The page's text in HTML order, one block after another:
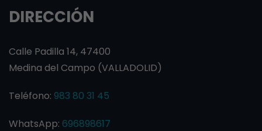
DIRECCIÓN
Calle Padilla 14, 47400
Medina del Campo (VALLADOLID)
Teléfono: 983 80 31 45
WhatsApp: 696898617